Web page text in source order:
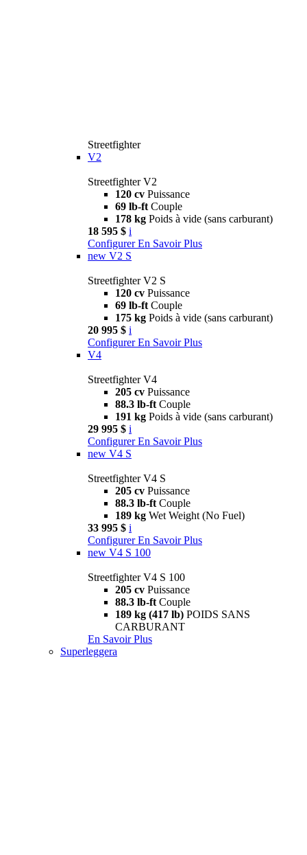
Streetfighter
V2
Streetfighter V2
120 cv Puissance
69 lb-ft Couple
178 kg Poids à vide (sans carburant)
18 595 $ i
Configurer En Savoir Plus
new V2 S
Streetfighter V2 S
120 cv Puissance
69 lb-ft Couple
175 kg Poids à vide (sans carburant)
20 995 $ i
Configurer En Savoir Plus
V4
Streetfighter V4
205 cv Puissance
88.3 lb-ft Couple
191 kg Poids à vide (sans carburant)
29 995 $ i
Configurer En Savoir Plus
new V4 S
Streetfighter V4 S
205 cv Puissance
88.3 lb-ft Couple
189 kg Wet Weight (No Fuel)
33 995 $ i
Configurer En Savoir Plus
new V4 S 100
Streetfighter V4 S 100
205 cv Puissance
88.3 lb-ft Couple
189 kg (417 lb) POIDS SANS
CARBURANT
En Savoir Plus
Superleggera